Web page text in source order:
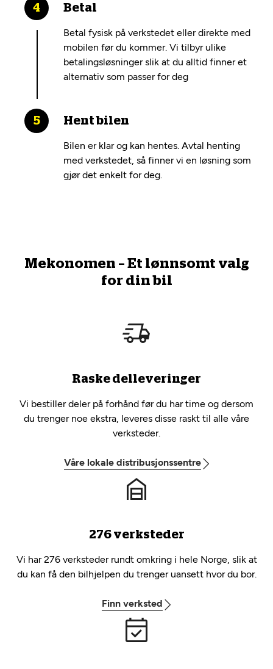
Betal
Betal fysisk på verkstedet eller direkte med
mobilen før du kommer. Vi tilbyr ulike
betalingsløsninger slik at du alltid finner et
alternativ som passer for deg
Hent bilen
Bilen er klar og kan hentes. Avtal henting
med verkstedet, så finner vi en løsning som
gjør det enkelt for deg.
Mekonomen – Et lønnsomt valg
for din bil
Raske delleveringer
Vi bestiller deler på forhånd før du har time og dersom
du trenger noe ekstra, leveres disse raskt til alle våre
verksteder.
Våre lokale distribusjonssentre
276 verksteder
Vi har 276 verksteder rundt omkring i hele Norge, slik at
du kan få den bilhjelpen du trenger uansett hvor du bor.
Finn verksted